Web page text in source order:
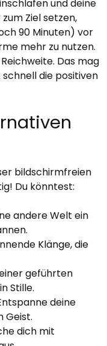
und deine
Ziel setzen,
90 Minuten) vor
mehr zu nutzen.
Das mag
die positiven
bildschirmfreien
Du könntest:
andere Welt ein
Klänge, die
geführten
Stille.
deine
Geist.
dich mit